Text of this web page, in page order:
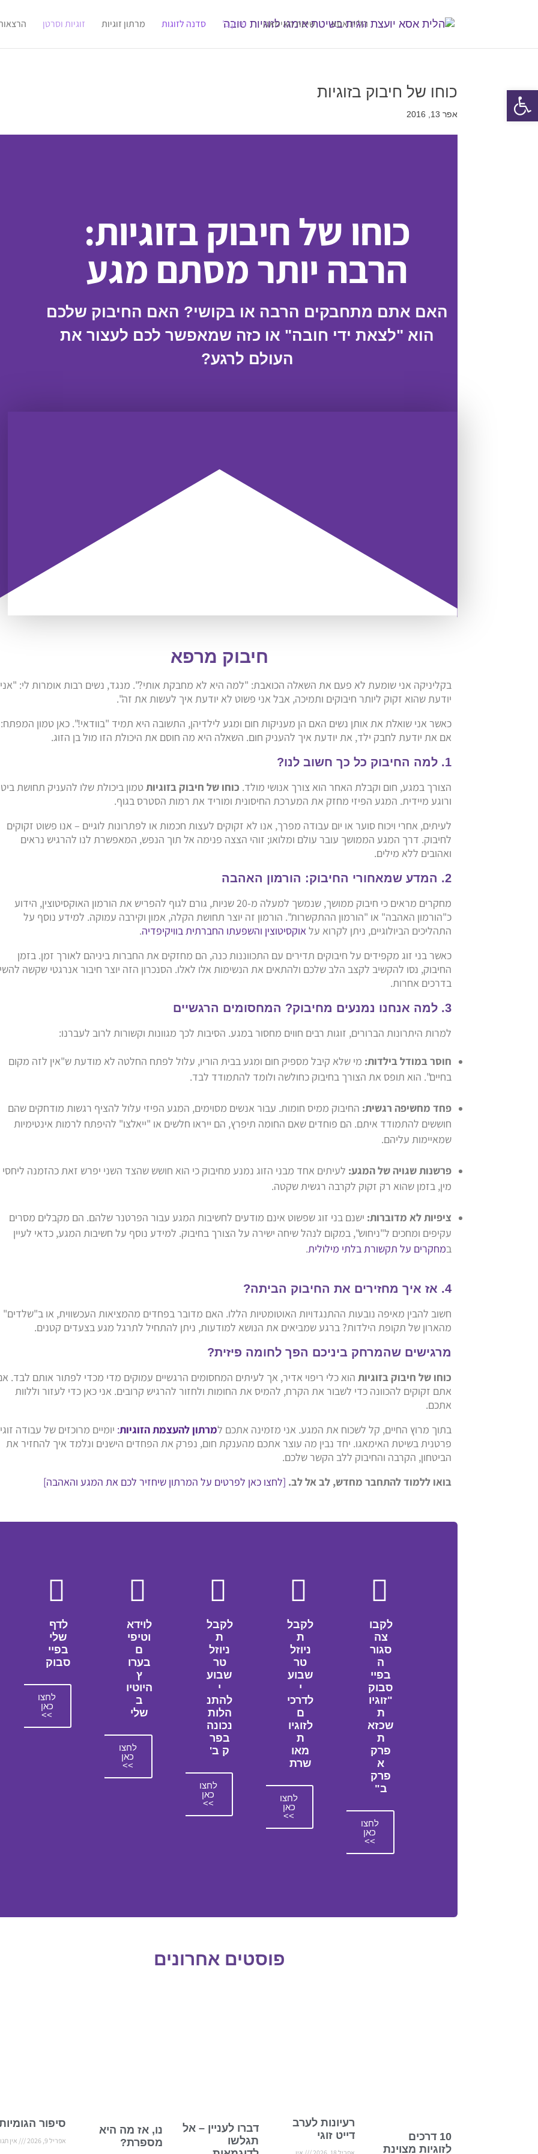
הלית אסא שיטת האימאגו פרק ב' סדנה לזוגות מרתון זוגיות זוגיות וסרטן
כוחו של חיבוק בזוגיות
אפר 13, 2016
כוחו של חיבוק בזוגיות:
הרבה יותר מסתם מגע
האם אתם מתחבקים הרבה או בקושי? האם החיבוק שלכם
הוא "לצאת ידי חובה" או כזה שמאפשר לכם לעצור את
העולם לרגע?
חיבוק מרפא
בקליניקה אני שומעת לא פעם את השאלה הכואבת: "למה היא לא מחבקת אותי?". מנגד, נשים רבות אומרות לי: "אני
יודעת שהוא זקוק ליותר חיבוקים ותמיכה, אבל אני פשוט לא יודעת איך לעשות את זה".
כאשר אני שואלת את אותן נשים האם הן מעניקות חום ומגע לילדיהן, התשובה היא תמיד "בוודאי!". כאן טמון המפתח:
אם את יודעת לחבק ילד, את יודעת איך להעניק חום. השאלה היא מה חוסם את היכולת הזו מול בן הזוג.
1. למה החיבוק כל כך חשוב לנו?
הצורך במגע, חום וקבלת האחר הוא צורך אנושי מולד. כוחו של חיבוק בזוגיות טמון ביכולת שלו להעניק תחושת
ורוגע מיידית. המגע הפיזי מחזק את המערכת החיסונית ומוריד את רמות הסטרס בגוף.
לעיתים, אחרי ויכוח סוער או יום עבודה מפרך, אנו לא זקוקים לעצות חכמות או לפתרונות לוגיים – אנו פשוט זקוקים
לחיבוק. דרך המגע הממושך עובר עולם ומלואו; זוהי הצצה פנימה אל תוך הנפש, המאפשרת לנו להרגיש נראים
ואהובים ללא מילים.
2. המדע שמאחורי החיבוק: הורמון האהבה
מחקרים מראים כי חיבוק ממושך, שנמשך למעלה מ-20 שניות, גורם לגוף להפריש את הורמון האוקסיטוצין, הידוע
כ"הורמון האהבה" או "הורמון ההתקשרות". הורמון זה יוצר תחושת הקלה, אמון וקירבה עמוקה. למידע נוסף על
התהליכים הביולוגיים, ניתן לקרוא עלאוקסיטוצין והשפעתו החברתית בוויקיפדיה.
כאשר בני זוג מקפידים על חיבוקים תדירים עם התכווננות כנה, הם מחזקים את החברות ביניהם לאורך זמן. בזמן
החיבוק, נסו להקשיב לקצב הלב שלכם ולהתאים את הנשימות אלו לאלו. הסנכרון הזה יוצר חיבור אנרגטי שקשה
בדרכים אחרות.
3. למה אנחנו נמנעים מחיבוק? המחסומים הרגשיים
למרות היתרונות הברורים, זוגות רבים חווים מחסור במגע. הסיבות לכך מגוונות וקשורות לרוב לעברנו:
חוסר במודל בילדות: מי שלא קיבל מספיק חום ומגע בבית הוריו, עלול לפתח החלטה לא מודעת ש"אין לזה מקום
בחיים". הוא תופס את הצורך בחיבוק כחולשה ולומד להתמודד לבד.
פחד מחשיפה רגשית: החיבוק ממיס חומות. עבור אנשים מסוימים, המגע הפיזי עלול להציף רגשות מודחקים שהם
חוששים להתמודד איתם. הם פוחדים שאם החומה תיפרץ, הם ייראו חלשים או "ייאלצו" להיפתח לרמות אינטימיות
שמאיימות עליהם.
פרשנות שגויה של המגע: לעיתים אחד מבני הזוג נמנע מחיבוק כי הוא חושש שהצד השני יפרש זאת כהזמנה ליחסי
מין, בזמן שהוא רק זקוק לקרבה רגשית שקטה.
ציפיות לא מדוברות: ישנם בני זוג שפשוט אינם מודעים לחשיבות המגע עבור הפרטנר שלהם. הם מקבלים מסרים
עקיפים ומחכים ל"ניחוש", במקום לנהל שיחה ישירה על הצורך בחיבוק. למידע נוסף על חשיבות המגע, כדאי לעיין
במחקרים על תקשורת בלתי מילולית.
4. אז איך מחזירים את החיבוק הביתה?
חשוב להבין מאיפה נובעות ההתנגדויות האוטומטיות הללו. האם מדובר בפחדים מהמציאות העכשווית, או ב"שלדים"
מהארון של תקופת הילדות? ברגע שמביאים את הנושא למודעות, ניתן להתחיל לתרגל מגע בצעדים קטנים.
מרגישים שהמרחק ביניכם הפך לחומה פיזית?
כוחו של חיבוק בזוגיות הוא כלי ריפוי אדיר, אך לעיתים המחסומים הרגשיים עמוקים מדי מכדי לפתור אותם לבד.
אתם זקוקים להכוונה כדי לשבור את הקרח, להמיס את החומות ולחזור להרגיש קרובים. אני כאן כדי לעזור וללוות
אתכם.
בתוך מרוץ החיים, קל לשכוח את המגע. אני מזמינה אתכם למרתון להעצמת הזוגיות: יומיים מרוכזים של עבודה
פרטנית בשיטת האימאגו. יחד נבין מה עוצר אתכם מהענקת חום, נפרק את הפחדים הישנים ונלמד איך להחזיר את
הביטחון, הקרבה והחיבוק ללב הקשר שלכם.
בואו ללמוד להתחבר מחדש, לב אל לב. [לחצו כאן לפרטים על המרתון שיחזיר לכם את המגע והאהבה]
לקבו
צה
סגור
ה
בפיי
סבוק
"זוגיו
ת
שכזא
ת
פרק
א
פרק
ב"
לחצו
כאן
>>
לקבל
ת
ניוזל
טר
שבוע
י
לדרכי
ם
לזוגיו
ת
מאו
שרת
לחצו
כאן
>>
לקבל
ת
ניוזל
טר
שבוע
י
להתנ
הלות
נכונה
בפר
ק ב'
לחצו
כאן
>>
לוידא
וטיפי
ם
בערו
ץ
היוטיו
ב
שלי
לחצו
כאן
>>
לדף
שלי
בפיי
סבוק
לחצו
כאן
>>
פוסטים אחרונים
10 דרכים
לזוגיות מצוינת
רעיונות לערב
דייט זוגי
דברו לעניין – אל
תגלשו
נו, אז מה היא
מספרת?
סיפור
אפריל 9, 2026 אין
פתח סרגל נגישות